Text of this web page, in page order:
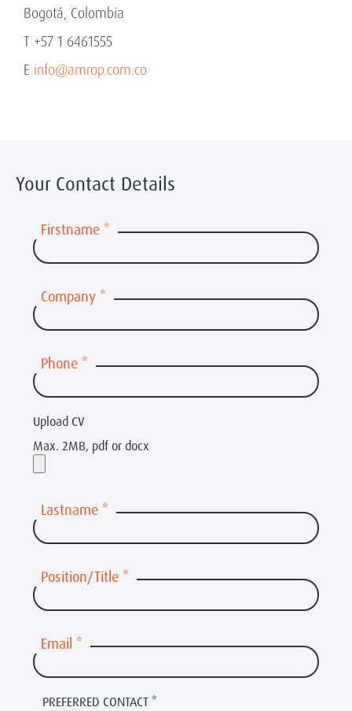
Bogotá, Colombia
T +57 1 6461555
E info@amrop.com.co
Your Contact Details
Firstname *
Company *
Phone *
Upload CV
Max. 2MB, pdf or docx
Lastname *
Position/Title *
Email *
PREFERRED CONTACT *